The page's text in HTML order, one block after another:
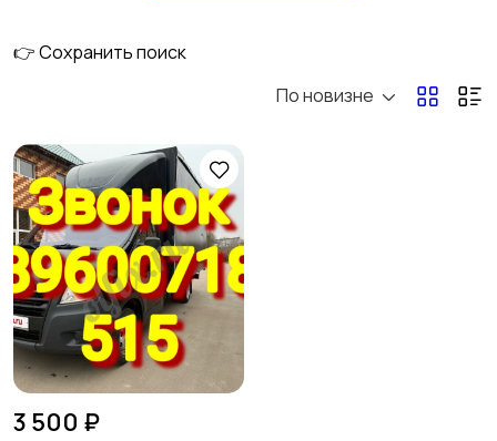
техники
Услуги красоты
Хозяйство и уборка
👉 Сохранить поиск
По новизне
3 500 ₽